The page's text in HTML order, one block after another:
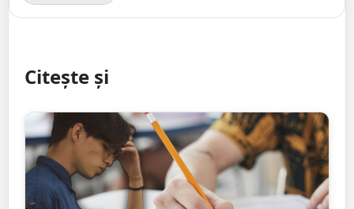
Citește și